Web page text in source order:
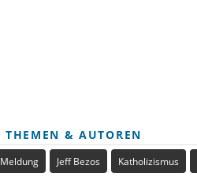
THEMEN & AUTOREN
Meldung Jeff Bezos Katholizismus